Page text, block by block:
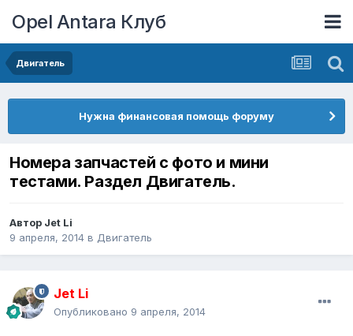
Opel Antara Клуб
Двигатель
Нужна финансовая помощь форуму
Номера запчастей с фото и мини
тестами. Раздел Двигатель.
Автор Jet Li
9 апреля, 2014 в Двигатель
Jet Li
Опубликовано 9 апреля, 2014